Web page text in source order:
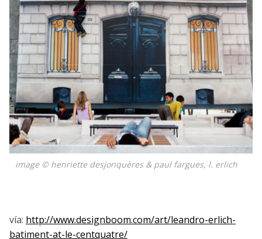
image © henriette desjonquères & paul fargues, l. erlich
vía: http://www.designboom.com/art/leandro-erlich-
batiment-at-le-centquatre/